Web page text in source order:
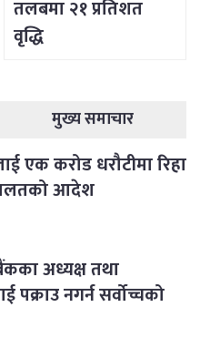
तलबमा २१ प्रतिशत
वृद्धि
मुख्य समाचार
एक करोड धरौटीमा रिहा
आदेश
अध्यक्ष तथा
नगर्न सर्वोच्चको